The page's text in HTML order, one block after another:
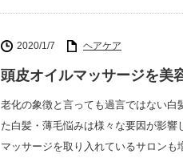
2020/1/7 ヘアケア
頭皮オイルマッサージを美
老化の象徴と言っても過言ではない白
た白髪・薄毛悩みは様々な要因が影
マッサージを取り入れているサロン